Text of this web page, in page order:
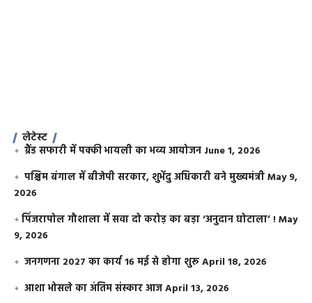
लेटेस्ट
ग्रैंड सफारी में पक्की भायली का भव्य आयोजन June 1, 2026
पश्चिम बंगाल में बीजेपी सरकार, शुभेंदु अधिकारी बने मुख्यमंत्रीMay 9,
2026
​पिंजरापोल गौशाला में सवा दो करोड़ का बड़ा ‘अनुदान घोटाला’ !May
9, 2026
जनगणना 2027 का कार्य 16 मई से होगा शुरूApril 18, 2026
आशा भोसले का अंतिम संस्कार आजApril 13, 2026